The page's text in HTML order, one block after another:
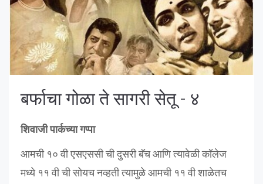
बर्फाचा गोळा ते सागरी सेतू - ४
शिवाजी पार्कच्या गप्पा
आमची १० वी एसएससी ची दुसरी बॅच आणि त्यावेळी कॉलेज
मध्ये ११ वी ची सोयच नव्हती त्यामुळे आमची ११ वी शाळेतच